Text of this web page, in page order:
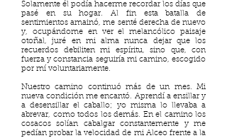
Solamente él podía hacerme recordar los días que
pasé en su hogar. Al fin esta batalla de
sentimientos amainó, me senté derecha de nuevo
y, ocupándome en ver el melancólico paisaje
otoñal, juré en mi alma nunca dejar que los
recuerdos debiliten mi espíritu, sino que, con
fuerza y constancia seguiría mi camino, escogido
por mí voluntariamente.
Nuestro camino continuó más de un mes. Mi
nueva condición me encantó. Aprendí a ensillar y
a desensillar el caballo; yo misma lo llevaba a
abrevar, como todos los demás. En el camino los
cosacos solían cabalgar constantemente y me
pedían probar la velocidad de mi Alceo frente a la